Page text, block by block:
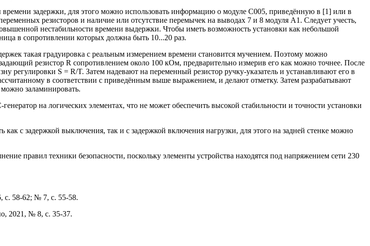
времени задержки, для этого можно использовать информацию о модуле С005, приведённую в [1] или в
резисторов и наличие или отсутствие перемычек на выводах 7 и 8 модуля А1. Следует учесть,
нестабильности времени выдержки. Чтобы иметь возможность установки как небольшой
в сопротивлении которых должна быть 10...20 раз.
такая градуировка с реальным измерением времени становится мучением. Поэтому можно
резистор R сопротивлением около 100 кОм, предварительно измерив его как можно точнее. После
регулировки S = R/T. Затем надевают на переменный резистор ручку-указатель и устанавливают его в
в соответствии с приведённым выше выражением, и делают отметку. Затем разрабатывают
заламинировать.
на логических элементах, что не может обеспечить высокой стабильности и точности установки
с задержкой выключения, так и с задержкой включения нагрузки, для этого на задней стенке можно
правил техники безопасности, поскольку элементы устройства находятся под напряжением сети 230
с. 58-62; № 7, с. 55-58.
2021, № 8, с. 35-37.